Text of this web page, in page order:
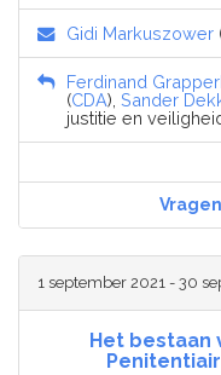
Gidi Markuszower
Ferdinand
(CDA), Sander
justitie en
1 september 2021 - 30
Het bestaan